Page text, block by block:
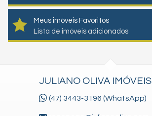
Meus imóveis Favoritos
Lista de imóveis adicionados
JULIANO OLIVA IMÓVEIS
(47) 3443-3196 (WhatsApp)